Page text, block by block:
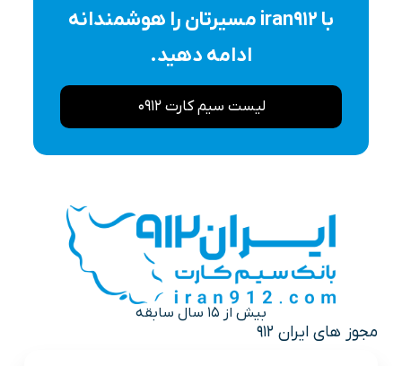
با iran912 مسیرتان را هوشمندانه
ادامه دهید.
لیست سیم کارت 0912
بیش از 15 سال سابقه
مجوز های ایران 912